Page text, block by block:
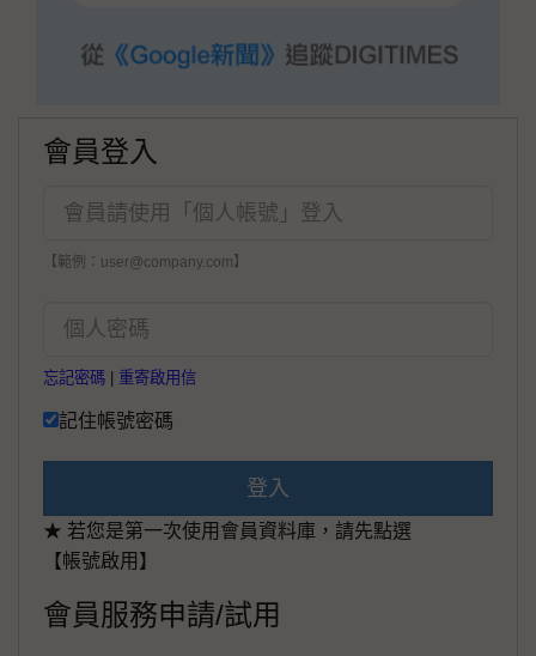
會員登入
【範例：user@company.com】
忘記密碼 重寄啟用信
記住帳號密碼
登入
★ 若您是第一次使用會員資料庫，請先點選
【帳號啟用】
會員服務申請/試用